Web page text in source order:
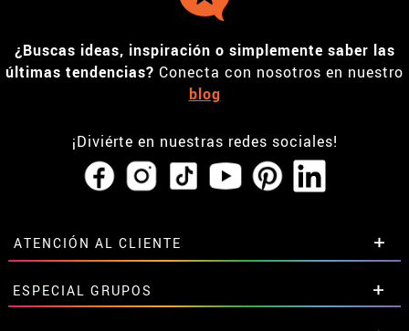
¿Buscas ideas, inspiración o simplemente saber las
últimas tendencias? Conecta con nosotros en nuestro
blog
¡Diviérte en nuestras redes sociales!
ATENCIÓN AL CLIENTE
• Horario tienda IBI
•Descuento estudiantes
ESPECIAL GRUPOS